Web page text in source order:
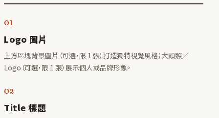
01
Logo 圖片
上方區塊背景圖片（可選，限 1 張）打造獨特視覺風格；大頭照／
Logo（可選，限 1 張）展示個人或品牌形象。
02
Title 標題